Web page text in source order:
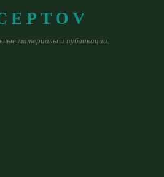
материалы и публикации.